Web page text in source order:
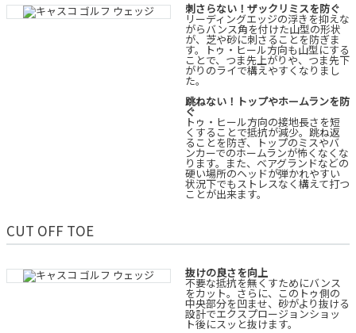
刺さらない！ザックリミスを防ぐ
リーディングエッジの浮きを抑えな
がらバンス角を付けた山型の形状
が、芝や砂に刺さることを防ぎま
す。トゥ・ヒール方向も山型にする
ことで、つま先上がりや、つま先下
がりのライで構えやすくなりまし
た。
跳ねない！トップやホームランを防
ぐ
トゥ・ヒール方向の接地長さを短
くすることで抵抗が減少。跳ね返
ることを防ぎ、トップのミスやバ
ンカーでのホームランが怖くなくな
ります。また、ベアグランドなどの
硬い場所のヘッドが弾かれやすい
状況下でもストレスなく構えて打つ
ことが出来ます。
CUT OFF TOE
抜けの良さを向上
不要な抵抗を無くすためにバンス
をカット。さらに、このトゥ側の
中央部分を凹ませ、砂がより抜ける
設計でエクスプロージョンショッ
ト後にスッと抜けます。